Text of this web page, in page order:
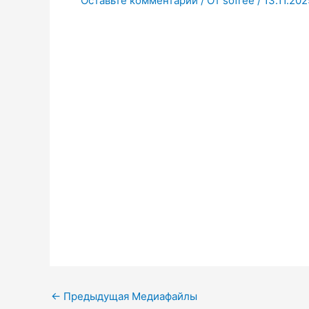
← Предыдущая Медиафайлы